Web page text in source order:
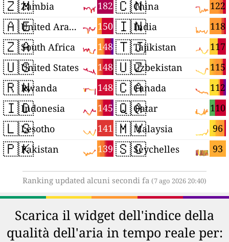
🇿🇲 182
Zambia
🇦🇪 150
United Arab Emirates
🇿🇦 148
South Africa
🇺🇸 148
United States
🇷🇼 148
Rwanda
🇮🇩 145
Indonesia
🇱🇸 141
Lesotho
🇵🇰 139
Pakistan
🇨🇳 122
China
🇮🇳 118
India
🇹🇯 117
Tajikistan
🇺🇿 115
Uzbekistan
🇨🇦 112
Canada
🇶🇦 110
Qatar
🇲🇾 96
Malaysia
🇸🇨 93
Seychelles
Ranking updated alcuni secondi fa (7 ago 2026 20:40)
Scarica il widget dell'indice della
qualità dell'aria in tempo reale per: